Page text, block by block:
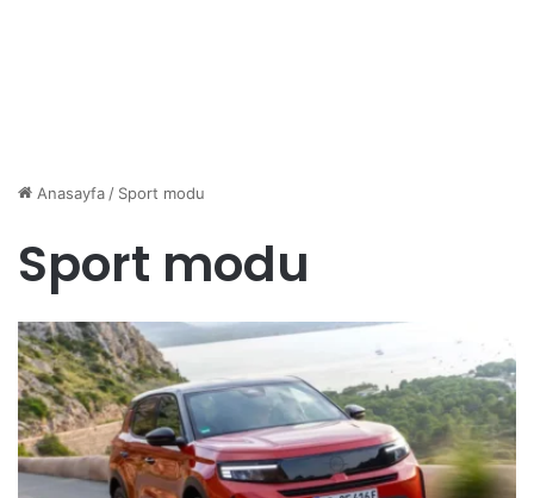
Anasayfa/ Sport modu
Sport modu